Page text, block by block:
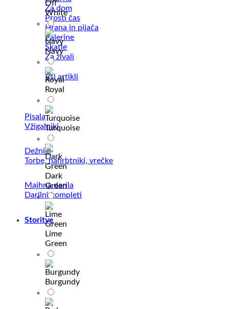
Za dom
Prosti čas
Hrana in pijača
Palerine
Škatle
Za živali
Vsi artikli
Pisala
Vžigalniki
Dežniki
Torbe, nahrbtniki, vrečke
Majhna darila
Darilni kompleti
Storitve
Off
White
Navy
Royal
Turquoise
Dark
Green
Lime
Green
Burgundy